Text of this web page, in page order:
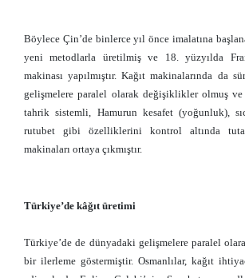
Böylece Çin’de binlerce yıl önce imalatına
yeni metodlarla üretilmiş ve 18. yüzyılda
makinası yapılmıştır. Kağıt makinalarında da
gelişmelere paralel olarak değişiklikler olmuş
tahrik sistemli, Hamurun kesafet (yoğunluk),
rutubet gibi özelliklerini kontrol altında
makinaları ortaya çıkmıştır.
Türkiye’de kâğıt üretimi
Türkiye’de de dünyadaki gelişmelere paralel
bir ilerleme göstermiştir. Osmanlılar, kağıt